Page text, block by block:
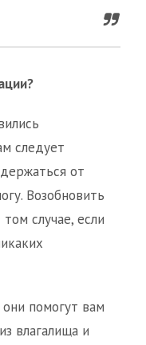
следует
от
Возобновить
случае, если
помогут вам
влагалища и